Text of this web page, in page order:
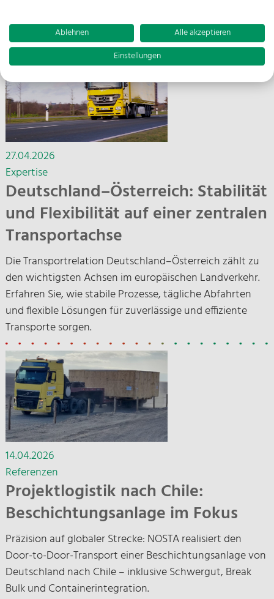
27.04.2026
Expertise
Deutschland–Österreich: Stabilität
und Flexibilität auf einer zentralen
Transportachse
Die Transportrelation Deutschland–Österreich zählt zu
den wichtigsten Achsen im europäischen Landverkehr.
Erfahren Sie, wie stabile Prozesse, tägliche Abfahrten
und flexible Lösungen für zuverlässige und effiziente
Transporte sorgen.
14.04.2026
Referenzen
Projektlogistik nach Chile:
Beschichtungsanlage im Fokus
Präzision auf globaler Strecke: NOSTA realisiert den
Door-to-Door-Transport einer Beschichtungsanlage von
Deutschland nach Chile – inklusive Schwergut, Break
Bulk und Containerintegration.
Ablehnen
Alle akzeptieren
Einstellungen